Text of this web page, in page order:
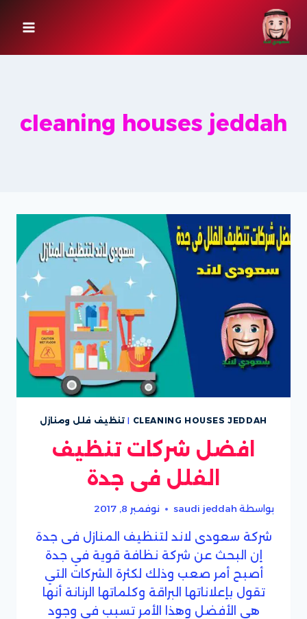
التجاوز
إلى
المحتوى
cleaning houses jeddah
CLEANING HOUSES JEDDAH
| تنظيف فلل ومنازل
افضل شركات تنظيف
الفلل فى جدة
بواسطة saudi jeddah نوفمبر 8, 2017
شركة سعودى لاند لتنظيف المنازل فى جدة
إن البحث عن شركة نظافة قوية في جدة
أصبح أمر صعب وذلك لكثرة الشركات التي
تقول بإعلاناتها البراقة وكلماتها الرنانة أنها
هي الأفضل وهذا الأمر تسبب في وجود